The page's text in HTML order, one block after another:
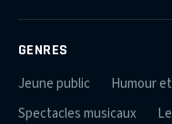
GENRES
Jeune public
Humour
Spectacles musicaux